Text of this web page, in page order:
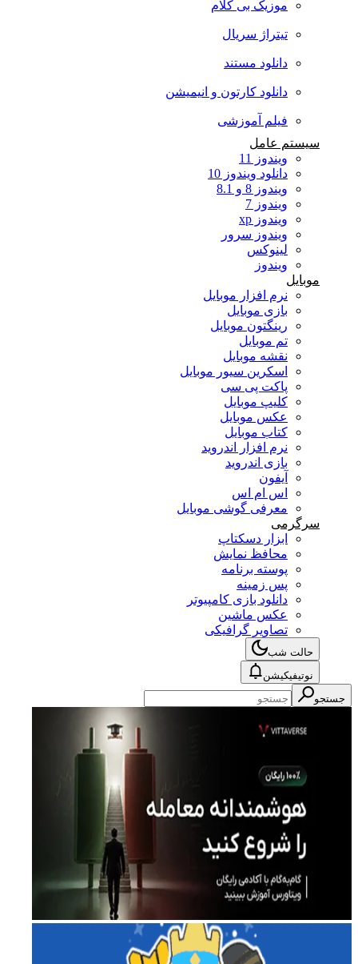
موزیک بی کلام
تیتراژ سریال
دانلود مستند
دانلود کارتون و انیمیشن
فیلم آموزشی
سیستم عامل
ویندوز 11
دانلود ویندوز 10
ویندوز 8 و 8.1
ویندوز 7
ویندوز xp
ویندوز سرور
لینوکس
ویندوز
موبایل
نرم افزار موبایل
بازی موبایل
رینگتون موبایل
تم موبایل
نقشه موبایل
اسکرین سیور موبایل
پاکت پی سی
کلیپ موبایل
عکس موبایل
کتاب موبایل
نرم افزار اندروید
بازی اندروید
آیفون
اس ام اس
معرفی گوشی موبایل
سرگرمی
ابزار دسکتاپ
محافظ نمایش
پوسته برنامه
پس زمینه
دانلود بازی کامپیوتر
عکس ماشین
تصاویر گرافیکی
حالت شب
نوتیفیکیشن
جستجو